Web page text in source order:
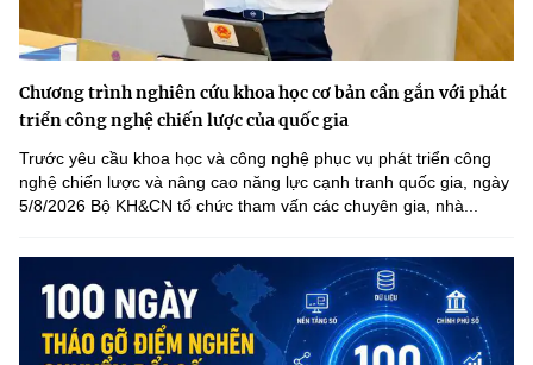
Chương trình nghiên cứu khoa học cơ bản cần gắn với phát
triển công nghệ chiến lược của quốc gia
Trước yêu cầu khoa học và công nghệ phục vụ phát triển công
nghệ chiến lược và nâng cao năng lực cạnh tranh quốc gia, ngày
5/8/2026 Bộ KH&CN tổ chức tham vấn các chuyên gia, nhà...